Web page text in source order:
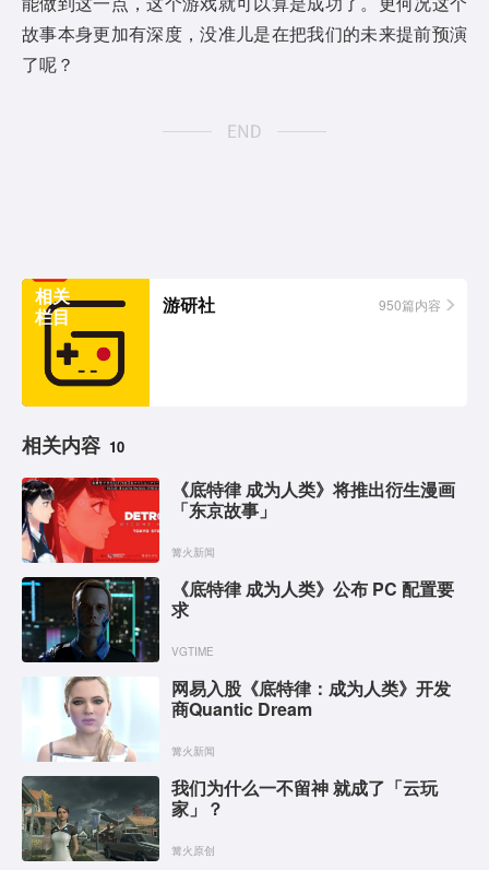
故事本身更加有深度，没准儿是在把我们的未来提前预演
了呢？
相关
栏目
游研社 950篇内容
相关内容 10
《底特律 成为人类》将推出衍生漫画
「东京故事」
篝火新闻
《底特律 成为人类》公布 PC 配置要
求
VGTIME
网易入股《底特律：成为人类》开发
商Quantic Dream
篝火新闻
我们为什么一不留神 就成了「云玩
家」？
篝火原创